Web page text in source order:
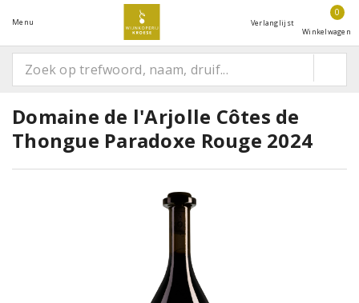
Menu Verlanglijst
0
Winkelwagen
Domaine de l'Arjolle Côtes de
Thongue Paradoxe Rouge 2024